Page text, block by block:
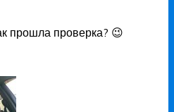
прошла проверка? 😉